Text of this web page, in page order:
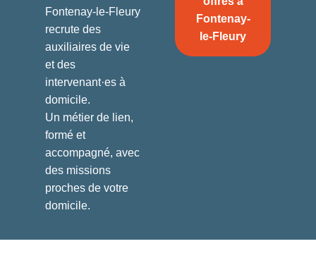
Fontenay-le-Fleury
recrute des
auxiliaires de vie
et des
intervenant·es à
domicile.
Un métier de lien,
formé et
accompagné, avec
des missions
proches de votre
domicile.
Fontenay-
le-Fleury